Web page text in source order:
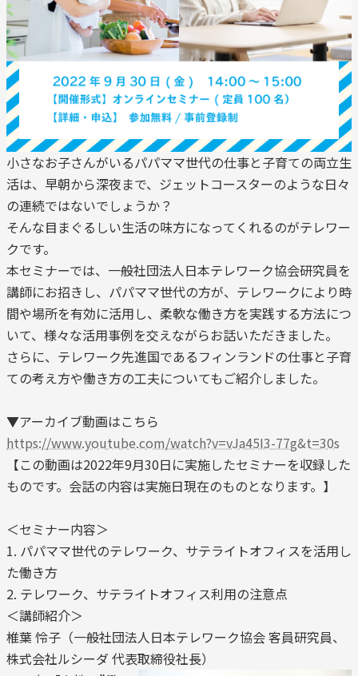
小さなお子さんがいるパパママ世代の仕事と子育ての両立生
活は、早朝から深夜まで、ジェットコースターのような日々
の連続ではないでしょうか？
そんな目まぐるしい生活の味方になってくれるのがテレワー
クです。
本セミナーでは、一般社団法人日本テレワーク協会研究員を
講師にお招きし、パパママ世代の方が、テレワークにより時
間や場所を有効に活用し、柔軟な働き方を実践する方法につ
いて、様々な活用事例を交えながらお話いただきました。
さらに、テレワーク先進国であるフィンランドの仕事と子育
ての考え方や働き方の工夫についてもご紹介しました。
▼アーカイブ動画はこちら
https://www.youtube.com/watch?v=vJa45I3-77g&t=30s
【この動画は2022年9月30日に実施したセミナーを収録した
ものです。会話の内容は実施日現在のものとなります。】
＜セミナー内容＞
1. パパママ世代のテレワーク、サテライトオフィスを活用し
た働き方
2. テレワーク、サテライトオフィス利用の注意点
＜講師紹介＞
椎葉 怜子（一般社団法人日本テレワーク協会 客員研究員、
株式会社ルシーダ 代表取締役社長）